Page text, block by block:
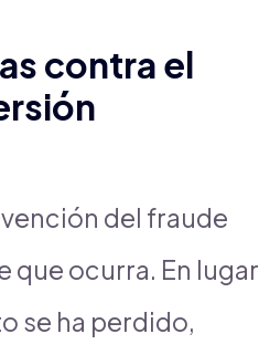
contra el
del fraude
que ocurra. En lugar
se ha perdido,